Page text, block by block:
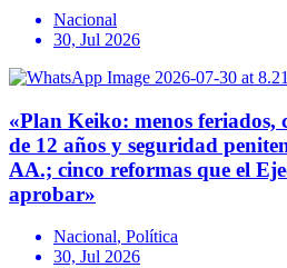
Nacional
30, Jul 2026
«Plan Keiko: menos feriados,
de 12 años y seguridad
AA.; cinco reformas que el
aprobar»
Nacional, Política
30, Jul 2026